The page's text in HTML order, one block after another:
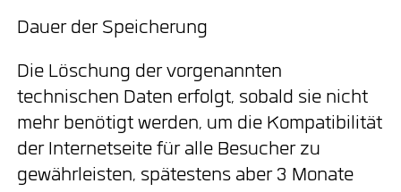
Dauer der Speicherung
Die Löschung der vorgenannten
technischen Daten erfolgt, sobald sie nicht
mehr benötigt werden, um die Kompatibilität
der Internetseite für alle Besucher zu
gewährleisten, spätestens aber 3 Monate